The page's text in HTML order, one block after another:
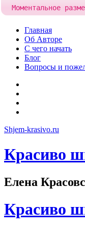
Skip
content
Главная
Об Авторе
С чего начать
Блог
Вопросы и
Shjem-krasivo.ru
Красиво
Елена
Красиво
Моментальное